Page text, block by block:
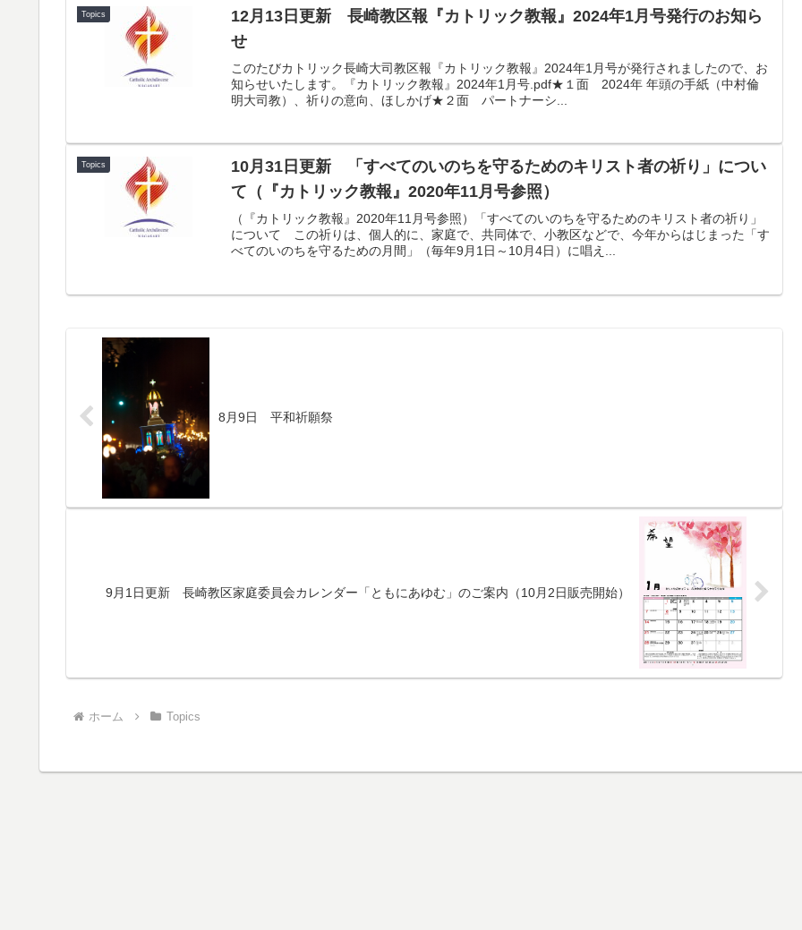
Topics
12月13日更新 長崎教区報『カトリック教報』2024年1月号発行のお知ら
せ
このたびカトリック長崎大司教区報『カトリック教報』2024年1月号が発行されましたので、お
知らせいたします。『カトリック教報』2024年1月号.pdf★１面 2024年 年頭の手紙（中村倫
明大司教）、祈りの意向、ほしかげ★２面 パートナーシ...
Topics
10月31日更新 「すべてのいのちを守るためのキリスト者の祈り」につい
て（『カトリック教報』2020年11月号参照）
（『カトリック教報』2020年11月号参照）「すべてのいのちを守るためのキリスト者の祈り」
について この祈りは、個人的に、家庭で、共同体で、小教区などで、今年からはじまった「す
べてのいのちを守るための月間」（毎年9月1日～10月4日）に唱え...
8月9日 平和祈願祭
9月1日更新 長崎教区家庭委員会カレンダー「ともにあゆむ」のご案内（10月2日販売開始）
ホーム Topics